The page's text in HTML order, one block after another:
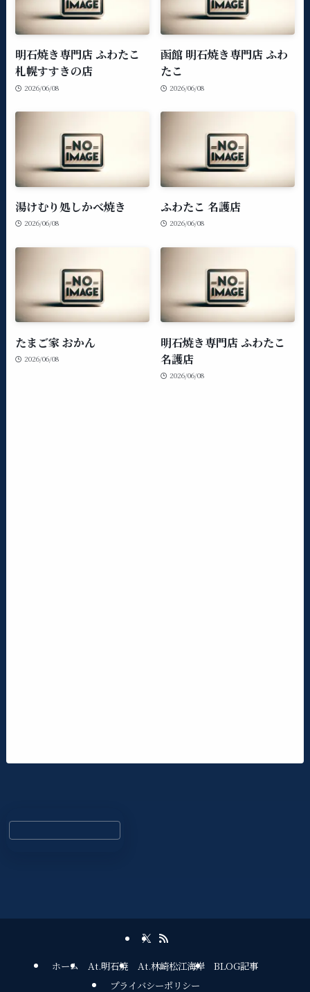
明石焼き専門店 ふわたこ
札幌すすきの店
2026/06/08
函館 明石焼き専門店 ふわ
たこ
2026/06/08
湯けむり処しかべ焼き
2026/06/08
ふわたこ 名護店
2026/06/08
たまご家 おかん
2026/06/08
明石焼き専門店 ふわたこ
名護店
2026/06/08
ホーム At.明石焼 At.林崎松江海岸
BLOG記事
プライバシーポリシー